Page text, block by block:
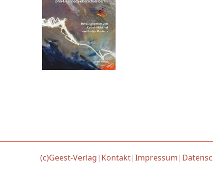
(c)Geest-Verlag| Kontakt|Impressum|